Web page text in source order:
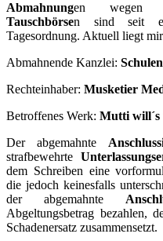
Abmahnungen
Tauschbörsen sind seit
Tagesordnung. Aktuell liegt
Abmahnende Kanzlei:
Rechteinhaber: Musketier
Betroffenes Werk: Mutti will´s
Der abgemahnte
strafbewehrte
dem Schreiben eine
die jedoch keinesfalls
der abgemahnte
Abgeltungsbetrag bezahlen,
Schadenersatz zusammensetzt.